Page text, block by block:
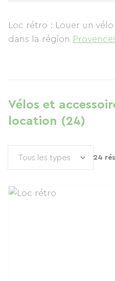
Loc rétro : Louer un
dans la région
Vélos et
location (24)
24